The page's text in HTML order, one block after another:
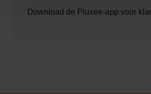
Download de Pluxee-app voor